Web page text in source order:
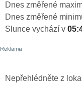
Dnes změřené
Dnes změřené
Slunce vychází v
Nepřehlédněte z